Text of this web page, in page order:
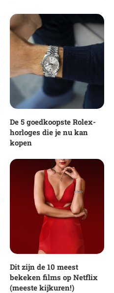
De 5 goedkoopste Rolex-
horloges die je nu kan
kopen
Dit zijn de 10 meest
bekeken films op Netflix
(meeste kijkuren!)